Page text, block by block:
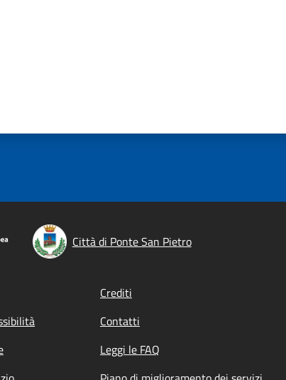
Città di Ponte San Pietro
Crediti
Contatti
Leggi le FAQ